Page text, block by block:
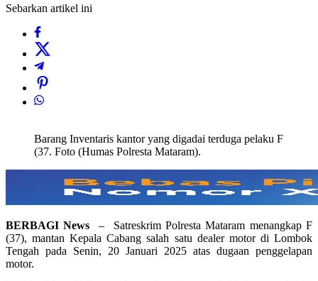
Sebarkan artikel ini
Barang Inventaris kantor yang digadai terduga pelaku F
(37. Foto (Humas Polresta Mataram).
BERBAGI News – Satreskrim Polresta Mataram menangkap F
(37), mantan Kepala Cabang salah satu dealer motor di Lombok
Tengah pada Senin, 20 Januari 2025 atas dugaan penggelapan
motor.